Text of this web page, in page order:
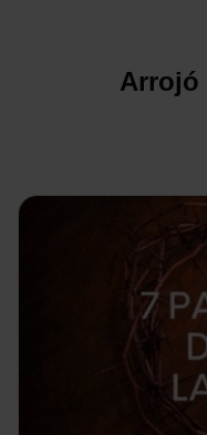
Arrojó